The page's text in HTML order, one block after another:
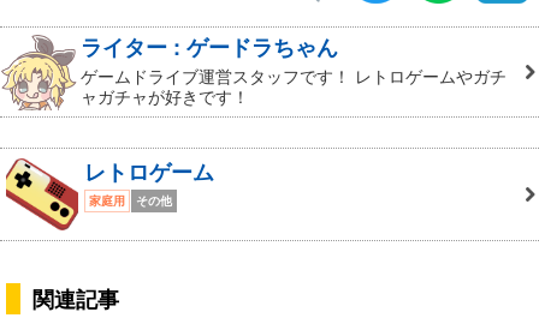
ライター : ゲードラちゃん
ゲームドライブ運営スタッフです！ レトロゲームやガチ
ャガチャが好きです！
レトロゲーム
家庭用 その他
関連記事